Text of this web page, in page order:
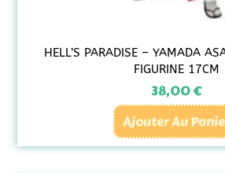
HELL’S PARADISE – YAMADA
FIGURINE 17CM
38,00€
Ajouter Au